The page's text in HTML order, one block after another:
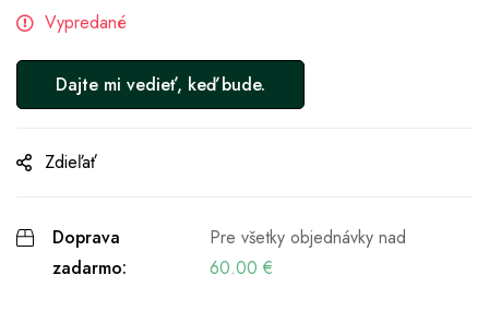
Vypredané
Zdieľať
Doprava
zadarmo:
Pre všetky objednávky nad
60.00 €